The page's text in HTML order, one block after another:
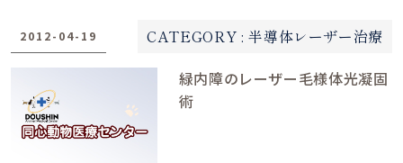
2012-04-19 CATEGORY :半導体レーザー治療
緑内障のレーザー毛様体光凝固
術